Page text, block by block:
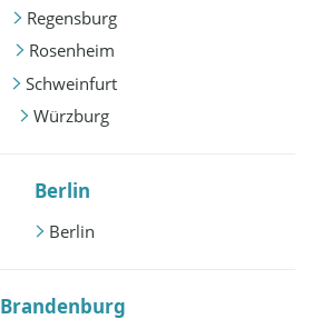
Regensburg
Rosenheim
Schweinfurt
Würzburg
Berlin
Berlin
Brandenburg